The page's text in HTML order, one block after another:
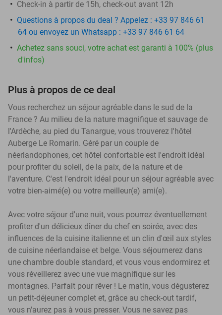
Check-in à partir de 15h, check-out avant 12h
Questions à propos du deal ? Appelez : +33 97 846 61
64 ou envoyez un Whatsapp : +33 97 846 61 64
Achetez sans souci, votre achat est garanti à 100% (plus
d'infos)
Plus à propos de ce deal
Vous recherchez un séjour agréable dans le sud de la
France ? Au milieu de la nature magnifique et sauvage de
l'Ardèche, au pied du Tanargue, vous trouverez l'hôtel
Auberge Le Romarin. Géré par un couple de
néerlandophones, cet hôtel confortable est l'endroit idéal
pour profiter du soleil, de la paix, de la nature et de
l'aventure. C'est l'endroit idéal pour un séjour agréable avec
votre bien-aimé(e) ou votre meilleur(e) ami(e).
Avec votre séjour d'une nuit, vous pourrez éventuellement
profiter d'un délicieux dîner du chef en soirée, avec des
influences de la cuisine italienne et un clin d'œil aux styles
de cuisine néerlandaise et belge. Vous séjournerez dans
une chambre double standard, et vous vous endormirez et
vous réveillerez avec une vue magnifique sur les
montagnes. Parfait pour rêver ! Le matin, vous dégusterez
un petit-déjeuner complet et, grâce au check-out tardif,
vous n'aurez pas à vous presser. Vous ne savez pas